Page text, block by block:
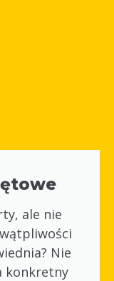
ale nie
Nie
konkretny